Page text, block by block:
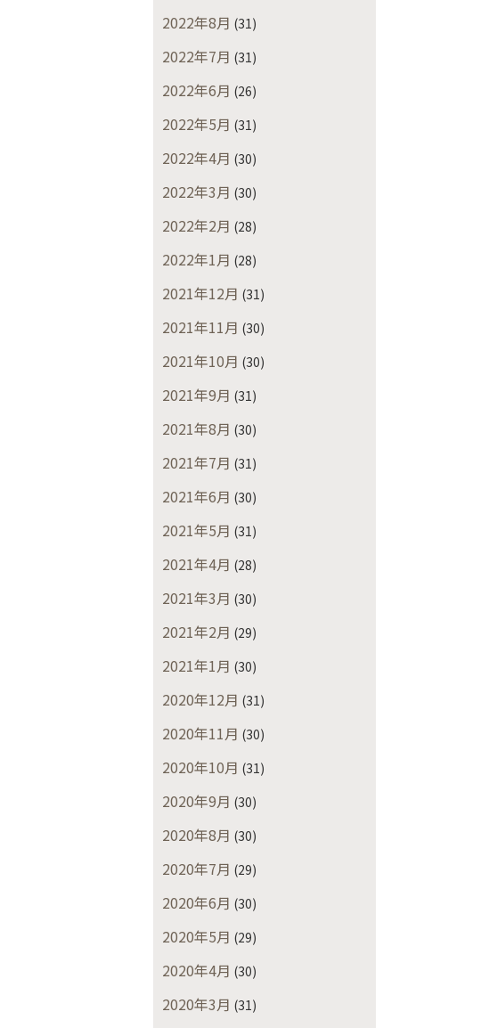
2022年8月 (31)
2022年7月 (31)
2022年6月 (26)
2022年5月 (31)
2022年4月 (30)
2022年3月 (30)
2022年2月 (28)
2022年1月 (28)
2021年12月 (31)
2021年11月 (30)
2021年10月 (30)
2021年9月 (31)
2021年8月 (30)
2021年7月 (31)
2021年6月 (30)
2021年5月 (31)
2021年4月 (28)
2021年3月 (30)
2021年2月 (29)
2021年1月 (30)
2020年12月 (31)
2020年11月 (30)
2020年10月 (31)
2020年9月 (30)
2020年8月 (30)
2020年7月 (29)
2020年6月 (30)
2020年5月 (29)
2020年4月 (30)
2020年3月 (31)